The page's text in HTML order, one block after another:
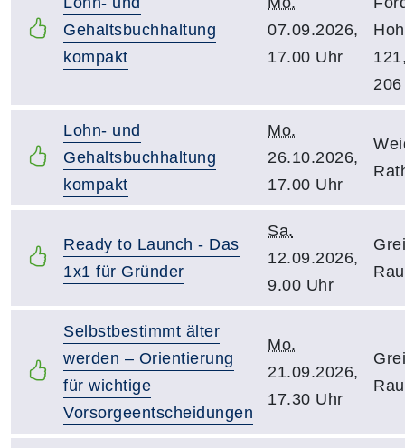
Gehaltsbuchhaltung
kompakt
07.09.2026,
17.00 Uhr
206
Lohn- und
Gehaltsbuchhaltung
kompakt
Mo.
26.10.2026,
17.00 Uhr
Ready to Launch - Das
1x1 für Gründer
Sa.
12.09.2026,
9.00 Uhr
Selbstbestimmt älter
werden – Orientierung
für wichtige
Vorsorgeentscheidungen
Mo.
21.09.2026,
17.30 Uhr